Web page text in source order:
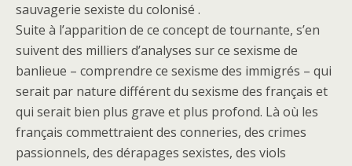
sauvagerie sexiste du colonisé .
Suite à l’apparition de ce concept de tournante, s’en
suivent des milliers d’analyses sur ce sexisme de
banlieue – comprendre ce sexisme des immigrés – qui
serait par nature différent du sexisme des français et
qui serait bien plus grave et plus profond. Là où les
français commettraient des conneries, des crimes
passionnels, des dérapages sexistes, des viols